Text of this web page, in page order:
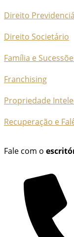
Direito
Direito Societário
Família e
Franchising
Propriedade
Recuperação e
Fale com o